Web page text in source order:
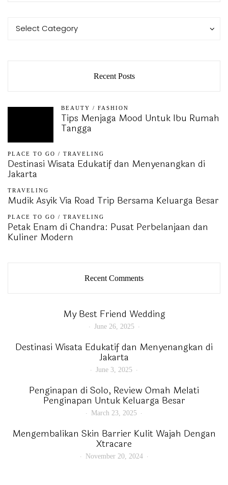
Categories
Select Category
Categories
Recent Posts
BEAUTY / FASHION
Tips Menjaga Mood Untuk Ibu Rumah
Tangga
PLACE TO GO / TRAVELING
Destinasi Wisata Edukatif dan Menyenangkan di
Jakarta
TRAVELING
Mudik Asyik Via Road Trip Bersama Keluarga Besar
PLACE TO GO / TRAVELING
Petak Enam di Chandra: Pusat Perbelanjaan dan
Kuliner Modern
Recent Comments
My Best Friend Wedding
June 26, 2025
Destinasi Wisata Edukatif dan Menyenangkan di
Jakarta
June 3, 2025
Penginapan di Solo, Review Omah Melati
Penginapan Untuk Keluarga Besar
March 23, 2025
Mengembalikan Skin Barrier Kulit Wajah Dengan
Xtracare
November 20, 2024